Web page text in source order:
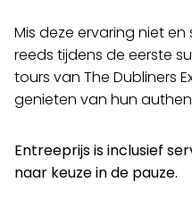
Mis deze ervaring niet
reeds tijdens de eerste
tours van The Dubliners
genieten van hun
Entreeprijs is inclusief
naar keuze in de pauze.